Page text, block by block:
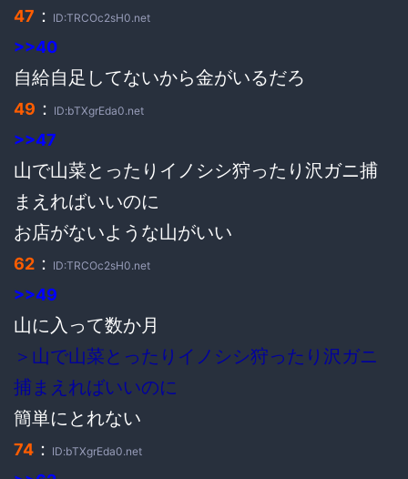
47 ： ID:TRCOc2sH0.net
>>40
自給自足してないから金がいるだろ
49 ： ID:bTXgrEda0.net
>>47
山で山菜とったりイノシシ狩ったり沢ガニ捕
まえればいいのに
お店がないような山がいい
62 ： ID:TRCOc2sH0.net
>>49
山に入って数か月
＞山で山菜とったりイノシシ狩ったり沢ガニ
捕まえればいいのに
簡単にとれない
74 ： ID:bTXgrEda0.net